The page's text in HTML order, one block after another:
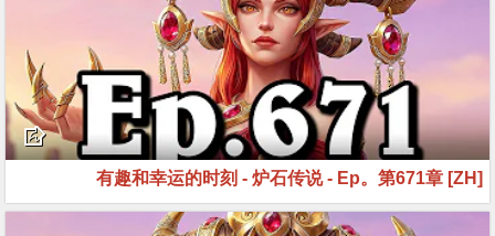
[ZH] 有趣和幸运的时刻 - 炉石传说 - Ep。第671章